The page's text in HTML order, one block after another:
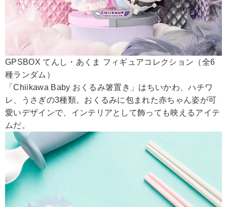
GPSBOX てんし・あくま フィギュアコレクション（全6
種ランダム）
「Chiikawa Baby おくるみ箸置き」はちいかわ、ハチワ
レ、うさぎの3種類。おくるみに包まれた赤ちゃん姿が可
愛いデザインで、インテリアとして飾っても映えるアイテ
ムだ。